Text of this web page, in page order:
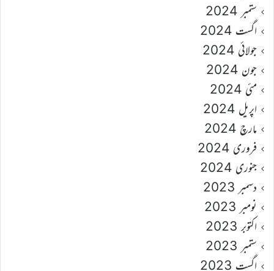
ستمبر 2024
اگست 2024
جولائی 2024
جون 2024
مئی 2024
اپریل 2024
مارچ 2024
فروری 2024
جنوری 2024
دسمبر 2023
نومبر 2023
اکتوبر 2023
ستمبر 2023
اگست 2023